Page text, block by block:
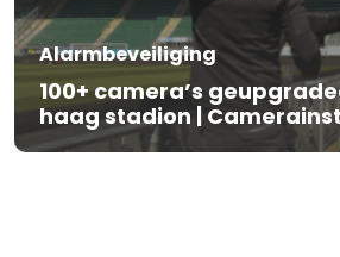
Alarmbeveiliging
100+ camera’s
haag stadion |